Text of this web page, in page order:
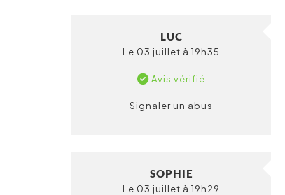
LUC
Le 03 juillet à 19h35
Avis vérifié
Signaler un abus
SOPHIE
Le 03 juillet à 19h29